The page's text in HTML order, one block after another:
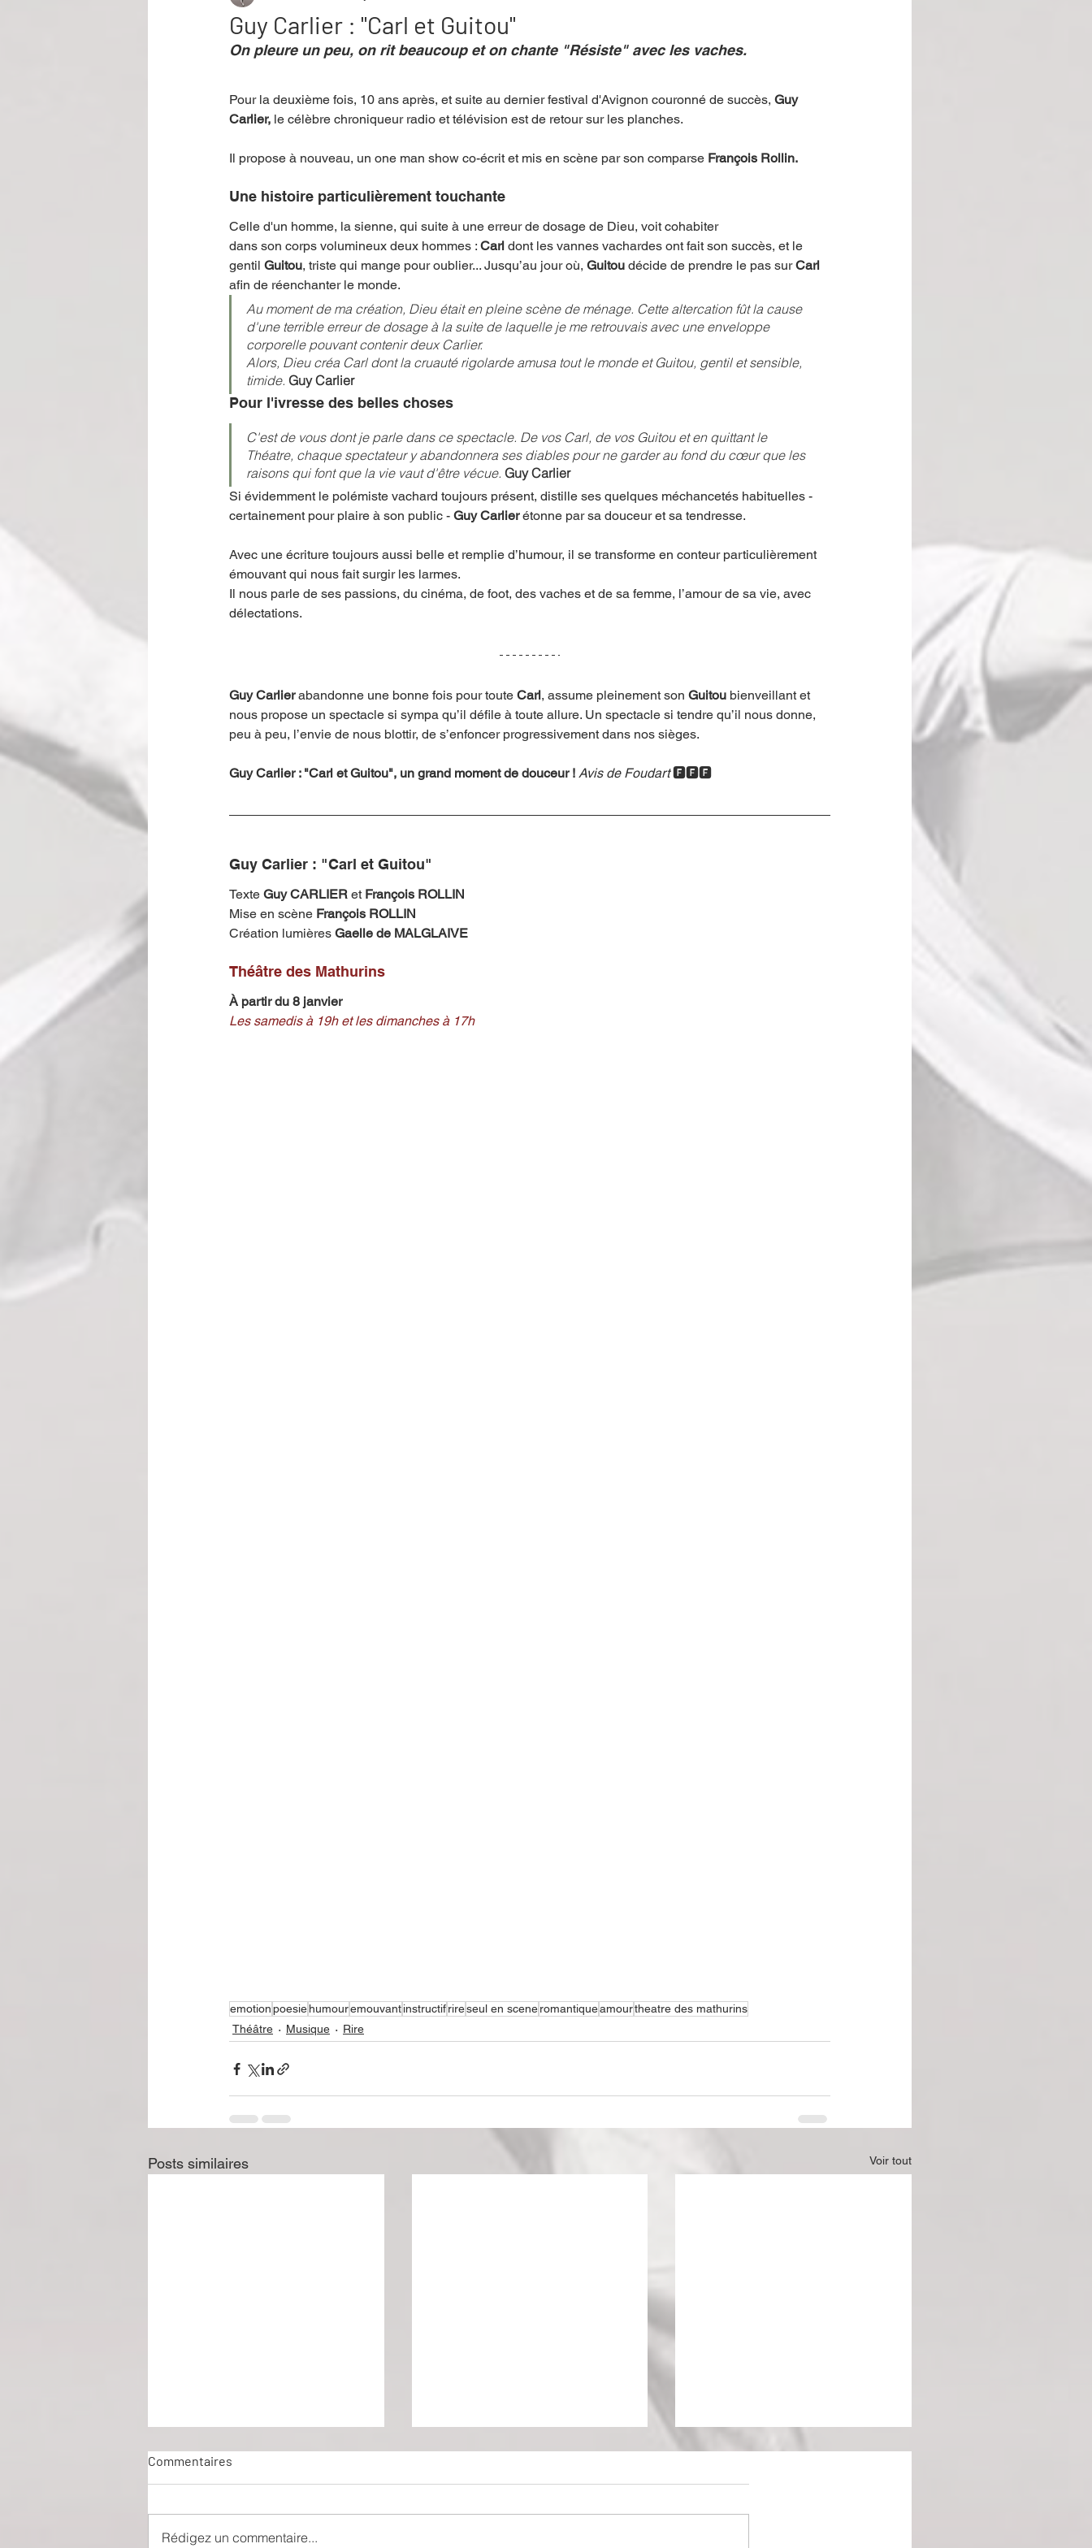
Récompense Festival
Événement Validé par Romane. Spécial Famille Littérature Cirque Interview
Offre spéciale Annuaire Théâtre - Musée Hommage
Guy Carlier : "Carl et Guitou"
On pleure un peu, on rit beaucoup et on chante "Résiste" avec les vaches.
Pour la deuxième fois, 10 ans après, et suite au dernier festival d'Avignon couronné de succès, Guy
Carlier, le célèbre chroniqueur radio et télévision est de retour sur les planches.
Il propose à nouveau, un one man show co-écrit et mis en scène par son comparse François Rollin.
Une histoire particulièrement touchante
Celle d'un homme, la sienne, qui suite à une erreur de dosage de Dieu, voit cohabiter
dans son corps volumineux deux hommes : Carl dont les vannes vachardes ont fait son succès, et le
gentil Guitou, triste qui mange pour oublier... Jusqu’au jour où, Guitou décide de prendre le pas sur Carl
afin de réenchanter le monde.
Au moment de ma création, Dieu était en pleine scène de ménage. Cette altercation fût la cause
d'une terrible erreur de dosage à la suite de laquelle je me retrouvais avec une enveloppe
corporelle pouvant contenir deux Carlier.
Alors, Dieu créa Carl dont la cruauté rigolarde amusa tout le monde et Guitou, gentil et sensible,
timide. Guy Carlier
Pour l'ivresse des belles choses
C'est de vous dont je parle dans ce spectacle. De vos Carl, de vos Guitou et en quittant le
Théatre, chaque spectateur y abandonnera ses diables pour ne garder au fond du cœur que les
raisons qui font que la vie vaut d'être vécue. Guy Carlier
Si évidemment le polémiste vachard toujours présent, distille ses quelques méchancetés habituelles -
certainement pour plaire à son public - Guy Carlier étonne par sa douceur et sa tendresse.
Avec une écriture toujours aussi belle et remplie d’humour, il se transforme en conteur particulièrement
émouvant qui nous fait surgir les larmes.
Il nous parle de ses passions, du cinéma, de foot, des vaches et de sa femme, l’amour de sa vie, avec
délectations.
Guy Carlier abandonne une bonne fois pour toute Carl, assume pleinement son Guitou bienveillant et
nous propose un spectacle si sympa qu’il défile à toute allure. Un spectacle si tendre qu’il nous donne,
peu à peu, l’envie de nous blottir, de s’enfoncer progressivement dans nos sièges.
Guy Carlier : "Carl et Guitou", un grand moment de douceur ! Avis de Foudart 🅵🅵🅵
Guy Carlier : "Carl et Guitou"
Texte Guy CARLIER et François ROLLIN
Mise en scène François ROLLIN
Création lumières Gaelle de MALGLAIVE
Théâtre des Mathurins
À partir du 8 janvier
Les samedis à 19h et les dimanches à 17h
emotionpoesiehumouremouvantinstructifrireseul en sceneromantiqueamourtheatre des mathurins
Théâtre
Musique Rire
Posts similaires Voir tout
Commentaires
Rédigez un commentaire...